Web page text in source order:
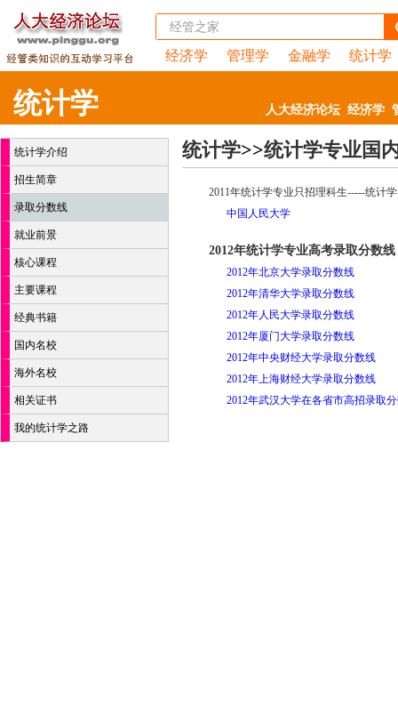
经济学 管理学 金融学 统计学
统计学 人大经济论坛 经济学
统计学介绍
招生简章
录取分数线
就业前景
核心课程
主要课程
经典书籍
国内名校
海外名校
相关证书
我的统计学之路
统计学>>统计学专业国
2011年统计学专业只招理科生-----统计
中国人民大学
2012年统计学专业高考录取分数线
2012年北京大学录取分数线
2012年清华大学录取分数线
2012年人民大学录取分数线
2012年厦门大学录取分数线
2012年中央财经大学录取分数线
2012年上海财经大学录取分数线
2012年武汉大学在各省市高招录取